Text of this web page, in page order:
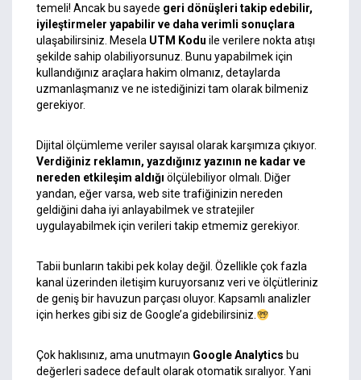
temeli! Ancak bu sayede geri dönüşleri takip edebilir,
iyileştirmeler yapabilir ve daha verimli sonuçlara
ulaşabilirsiniz. Mesela UTM Kodu ile verilere nokta atışı
şekilde sahip olabiliyorsunuz. Bunu yapabilmek için
kullandığınız araçlara hakim olmanız, detaylarda
uzmanlaşmanız ve ne istediğinizi tam olarak bilmeniz
gerekiyor.
Dijital ölçümleme veriler sayısal olarak karşımıza çıkıyor.
Verdiğiniz reklamın, yazdığınız yazının ne kadar ve
nereden etkileşim aldığı ölçülebiliyor olmalı. Diğer
yandan, eğer varsa, web site trafiğinizin nereden
geldiğini daha iyi anlayabilmek ve stratejiler
uygulayabilmek için verileri takip etmemiz gerekiyor.
Tabii bunların takibi pek kolay değil. Özellikle çok fazla
kanal üzerinden iletişim kuruyorsanız veri ve ölçütleriniz
de geniş bir havuzun parçası oluyor. Kapsamlı analizler
için herkes gibi siz de Google’a gidebilirsiniz.
Çok haklısınız, ama unutmayın Google Analytics bu
değerleri sadece default olarak otomatik sıralıyor. Yani